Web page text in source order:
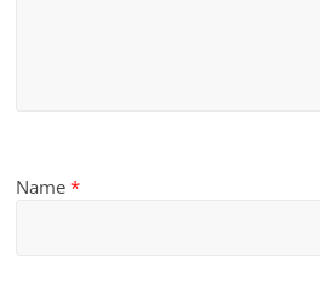
Name*